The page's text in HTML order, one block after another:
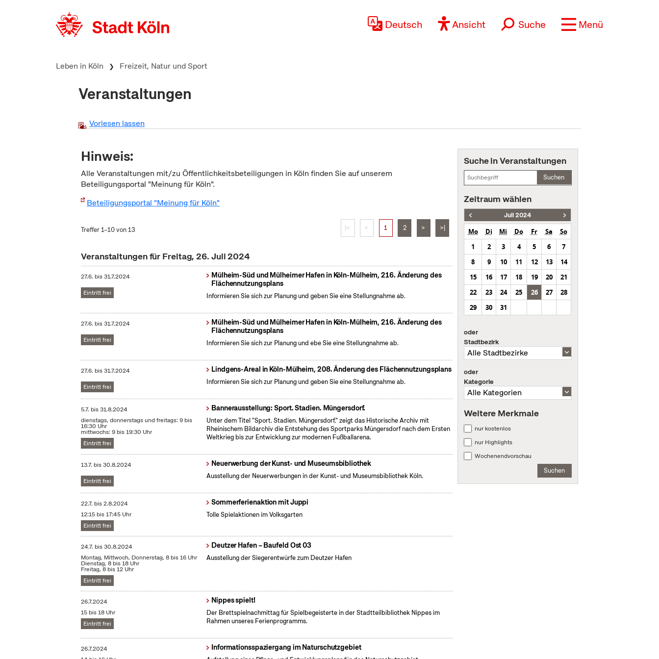
Deutsch Ansicht Suche Menü
Leben in Köln Freizeit, Natur und Sport
Veranstaltungen
Vorlesen lassen
Hinweis:
Alle Veranstaltungen mit/zu Öffentlichkeitsbeteiligungen in Köln finden Sie auf unserem
Beteiligungsportal "Meinung für Köln".
Beteiligungsportal "Meinung für Köln"
Treffer 1–10 von 13 |< < 1 2 > >|
Veranstaltungen für Freitag, 26. Juli 2024
27.6. bis31.7.2024
Eintritt frei
Mülheim-Süd und Mülheimer Hafen in Köln-Mülheim, 216. Änderung des
Flächennutzungsplans
Informieren Sie sich zur Planung und geben Sie eine Stellungnahme ab.
27.6. bis31.7.2024
Eintritt frei
Mülheim-Süd und Mülheimer Hafen in Köln-Mülheim, 216. Änderung des
Flächennutzungsplans
Informieren Sie sich zur Planung und ebe Sie eine Stellungnahme ab.
27.6. bis31.7.2024
Eintritt frei
Lindgens-Areal in Köln-Mülheim, 208. Änderung des Flächennutzungsplans
Informieren Sie sich zur Planung und geben Sie eine Stellungnahme ab.
5.7. bis31.8.2024
dienstags, donnerstags und freitags: 9 bis
16:30 Uhr
mittwochs: 9 bis 19:30 Uhr
Eintritt frei
Bannerausstellung: Sport. Stadien. Müngersdorf.
Unter dem Titel "Sport. Stadien. Müngersdorf." zeigt das Historische Archiv mit
Rheinischem Bildarchiv die Entstehung des Sportparks Müngersdorf nach dem Ersten
Weltkrieg bis zur Entwicklung zur modernen Fußballarena.
13.7. bis30.8.2024
Eintritt frei
Neuerwerbung der Kunst- und Museumsbibliothek
Ausstellung der Neuerwerbungen in der Kunst- und Museumsbibliothek Köln.
22.7. bis2.8.2024
12:15 bis 17:45 Uhr
Eintritt frei
Sommerferienaktion mit Juppi
Tolle Spielaktionen im Volksgarten
24.7. bis30.8.2024
Montag, Mittwoch, Donnerstag, 8 bis 16 Uhr
Dienstag, 8 bis 18 Uhr
Freitag, 8 bis 12 Uhr
Eintritt frei
Deutzer Hafen – Baufeld Ost 03
Ausstellung der Siegerentwürfe zum Deutzer Hafen
26.7.2024
15 bis 18 Uhr
Eintritt frei
Nippes spielt!
Der Brettspielnachmittag für Spielbegeisterte in der Stadtteilbibliothek Nippes im
Rahmen unseres Ferienprogramms.
26.7.2024
Informationsspaziergang im Naturschutzgebiet
Suche in Veranstaltungen
Suchen
Zeitraum wählen
Juli 2024
Mo Di Mi Do Fr Sa
So
1
2 3 4 5 6
7
8
9 10 11 12 13
14
15
16 17 18 19 20
21
22
23 24 25 26 27
28
29
30 31
oder
Stadtbezirk
oder
Kategorie
Weitere Merkmale
nur kostenlos
nur Highlights
Wochenendvorschau
Suchen